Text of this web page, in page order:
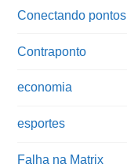
Conectando pontos
Contraponto
economia
esportes
Falha na Matrix